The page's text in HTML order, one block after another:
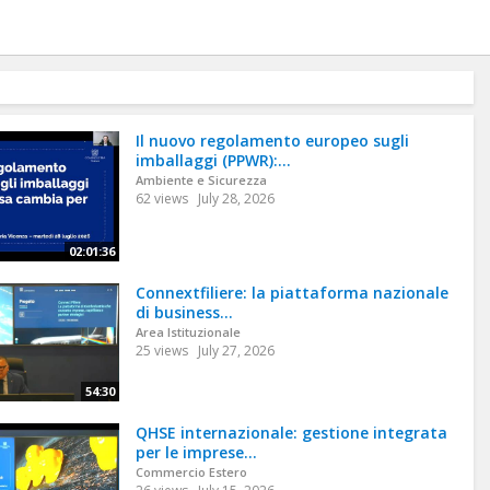
02:01:36
Il nuovo regolamento europeo sugli
imballaggi (PPWR):...
Ambiente e Sicurezza
62 views July 28, 2026
54:30
Connextfiliere: la piattaforma nazionale
di business...
Area Istituzionale
25 views July 27, 2026
QHSE internazionale: gestione integrata
per le imprese...
Commercio Estero